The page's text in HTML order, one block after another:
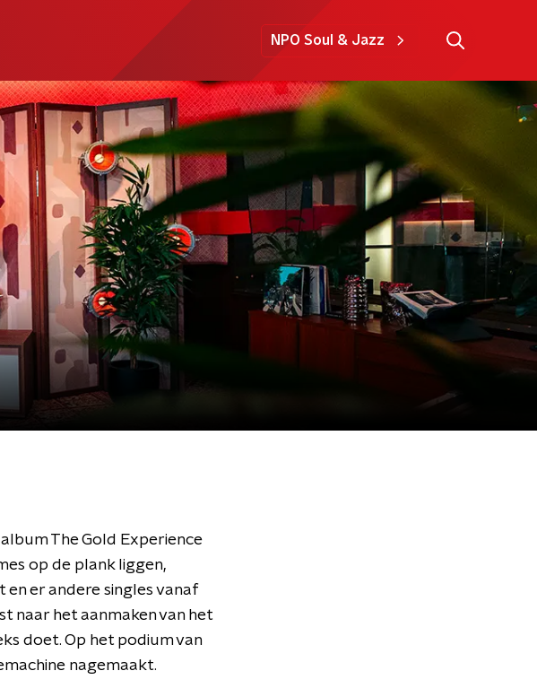
NPO Soul & Jazz
The Gold Experience
op de plank liggen,
en er andere singles vanaf
naar het aanmaken van het
doet. Op het podium van
nagemaakt.